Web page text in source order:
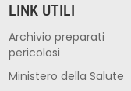
LINK UTILI
Archivio preparati
pericolosi
Ministero della Salute